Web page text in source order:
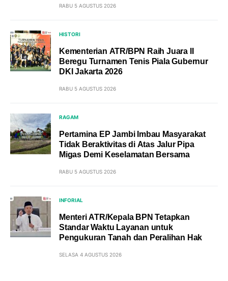
RABU 5 AGUSTUS 2026
HISTORI
Kementerian ATR/BPN Raih Juara II
Beregu Turnamen Tenis Piala Gubernur
DKI Jakarta 2026
RABU 5 AGUSTUS 2026
RAGAM
Pertamina EP Jambi Imbau Masyarakat
Tidak Beraktivitas di Atas Jalur Pipa
Migas Demi Keselamatan Bersama
RABU 5 AGUSTUS 2026
INFORIAL
Menteri ATR/Kepala BPN Tetapkan
Standar Waktu Layanan untuk
Pengukuran Tanah dan Peralihan Hak
SELASA 4 AGUSTUS 2026